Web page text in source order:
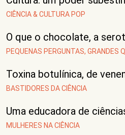
CIÊNCIA & CULTURA POP
O que o chocolate, a
PEQUENAS PERGUNTAS, GRANDES
Toxina botulínica, de
BASTIDORES DA CIÊNCIA
Uma educadora de
MULHERES NA CIÊNCIA